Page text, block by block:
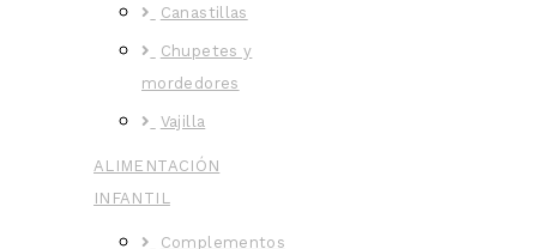
Canastillas
Chupetes y
mordedores
Vajilla
ALIMENTACIÓN
INFANTIL
Complementos